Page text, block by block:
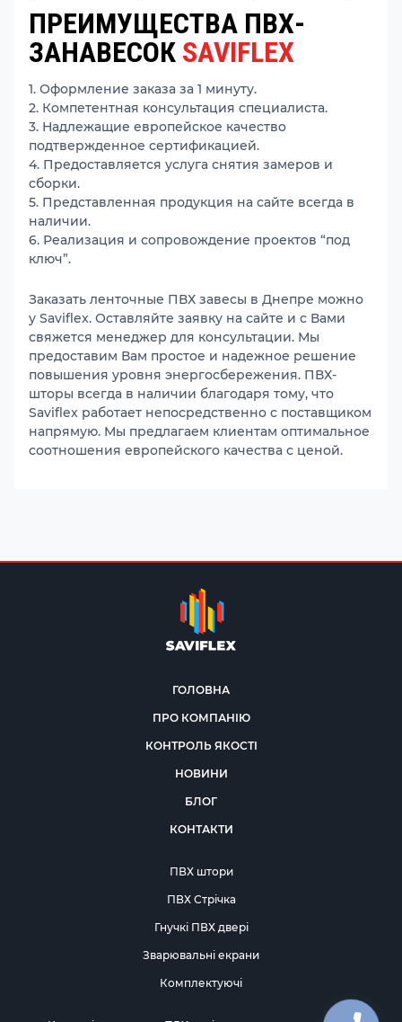
ПРЕИМУЩЕСТВА ПВХ-
ЗАНАВЕСОК SAVIFLEX
1. Оформление заказа за 1 минуту.
2. Компетентная консультация специалиста.
3. Надлежащие европейское качество
подтвержденное сертификацией.
4. Предоставляется услуга снятия замеров и
сборки.
5. Представленная продукция на сайте всегда в
наличии.
6. Реализация и сопровождение проектов “под
ключ”.
Заказать ленточные ПВХ завесы в Днепре можно
у Saviflex. Оставляйте заявку на сайте и с Вами
свяжется менеджер для консультации. Мы
предоставим Вам простое и надежное решение
повышения уровня энергосбережения. ПВХ-
шторы всегда в наличии благодаря тому, что
Saviflex работает непосредственно с поставщиком
напрямую. Мы предлагаем клиентам оптимальное
соотношения европейского качества с ценой.
ГОЛОВНА
ПРО КОМПАНІЮ
КОНТРОЛЬ ЯКОСТІ
НОВИНИ
БЛОГ
КОНТАКТИ
ПВХ штори
ПВХ Стрічка
Гнучкі ПВХ двері
Зварювальні екрани
Комплектуючі